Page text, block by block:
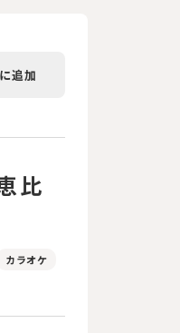
追加
比
カラオケ